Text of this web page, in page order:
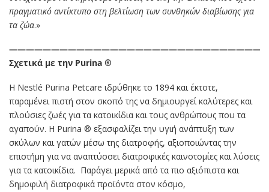
πραγματικό αντίκτυπο στη βελτίωση των συνθηκών διαβίωσης για
τα ζώα.»
Σχετικά με την Purina ®
Η Nestlé Purina Petcare ιδρύθηκε το 1894 και έκτοτε,
παραμένει πιστή στον σκοπό της να δημιουργεί καλύτερες και
πλούσιες ζωές για τα κατοικίδια και τους ανθρώπους που τα
αγαπούν. Η Purina ® εξασφαλίζει την υγιή ανάπτυξη των
σκύλων και γατών μέσω της διατροφής, αξιοποιώντας την
επιστήμη για να αναπτύσσει διατροφικές καινοτομίες και λύσεις
για τα κατοικίδια. Παράγει μερικά από τα πιο αξιόπιστα και
δημοφιλή διατροφικά προϊόντα στον κόσμο,